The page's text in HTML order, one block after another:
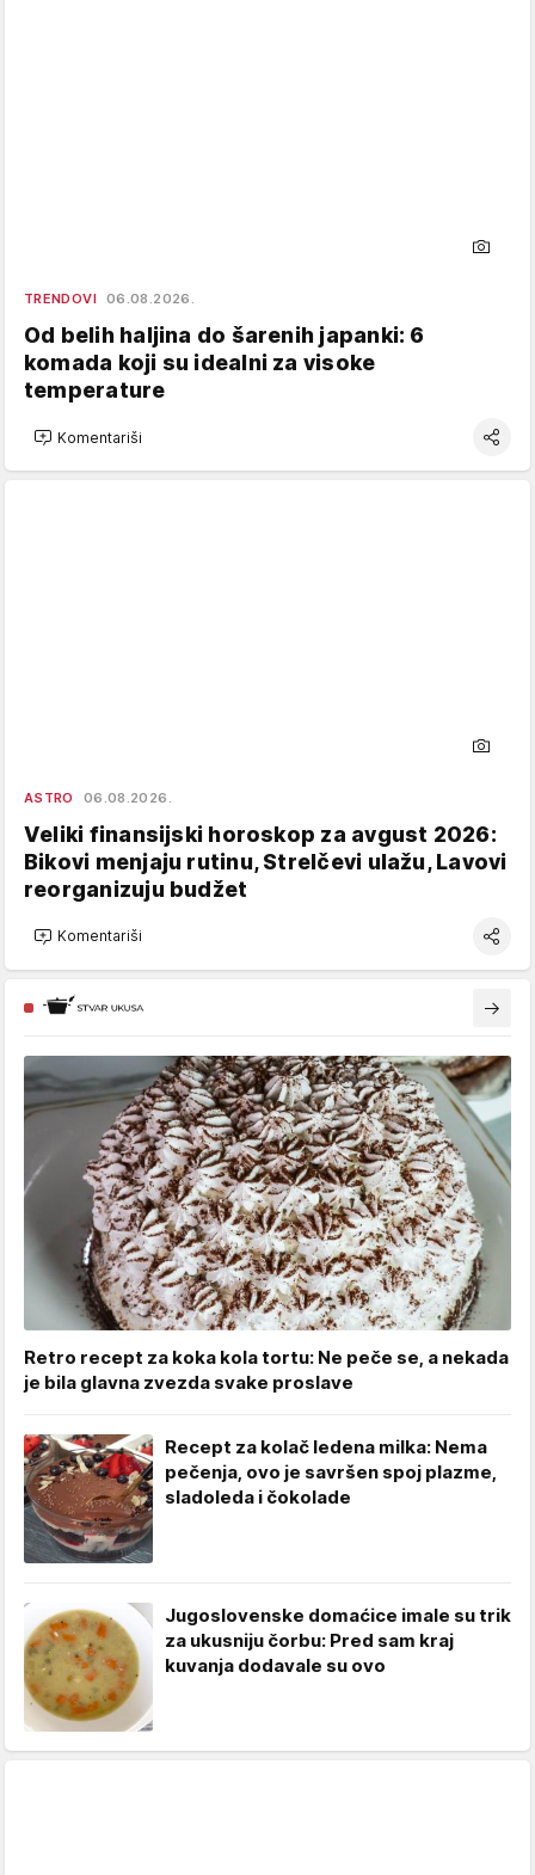
TRENDOVI 06.08.2026.
Od belih haljina do šarenih japanki: 6
komada koji su idealni za visoke
temperature
Komentariši
ASTRO 06.08.2026.
Veliki finansijski horoskop za avgust 2026:
Bikovi menjaju rutinu, Strelčevi ulažu, Lavovi
reorganizuju budžet
Komentariši
Retro recept za koka kola tortu: Ne peče se, a nekada
je bila glavna zvezda svake proslave
Recept za kolač ledena milka: Nema
pečenja, ovo je savršen spoj plazme,
sladoleda i čokolade
Jugoslovenske domaćice imale su trik
za ukusniju čorbu: Pred sam kraj
kuvanja dodavale su ovo